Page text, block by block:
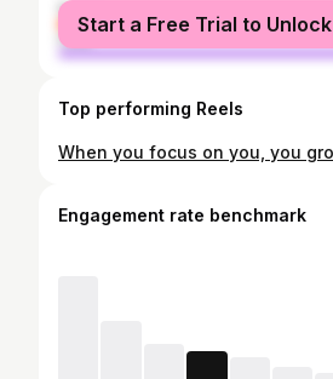
female
male
Start a Free Trial to Unlock
Top performing Reels
Engagement rate benchmark